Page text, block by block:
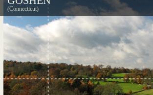
(Connecticut)